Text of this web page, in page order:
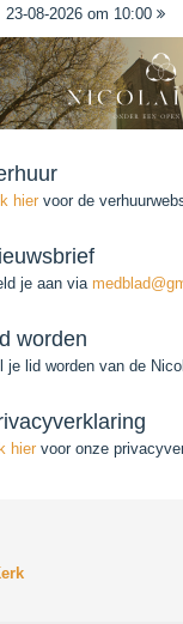
23-08-2026 om 10:00
hiervoor de
je aan via
worden
je lid worden van de
hier voor onze